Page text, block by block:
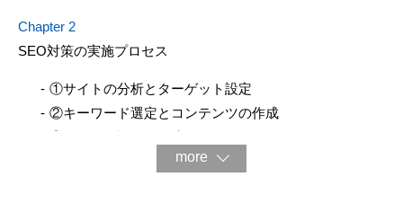
Chapter 2
SEO対策の実施プロセス
①サイトの分析とターゲット設定
②キーワード選定とコンテンツの作成
more